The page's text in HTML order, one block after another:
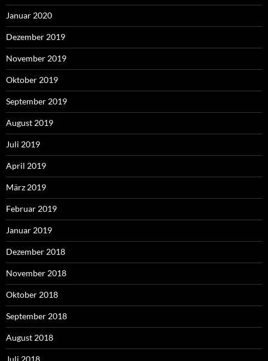
Januar 2020
Dezember 2019
November 2019
Oktober 2019
September 2019
August 2019
Juli 2019
April 2019
März 2019
Februar 2019
Januar 2019
Dezember 2018
November 2018
Oktober 2018
September 2018
August 2018